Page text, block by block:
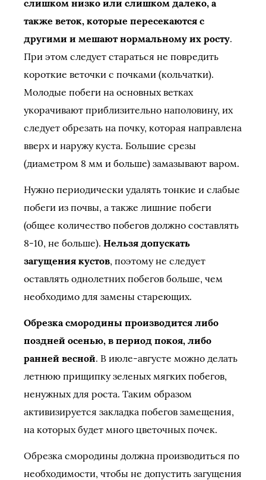
слишком низко или слишком далеко, а
также веток, которые пересекаются с
другими и мешают нормальному их росту.
При этом следует стараться не повредить
короткие веточки с почками (кольчатки).
Молодые побеги на основных ветках
укорачивают приблизительно наполовину, их
следует обрезать на почку, которая направлена
вверх и наружу куста. Большие срезы
(диаметром 8 мм и больше) замазывают варом.
Нужно периодически удалять тонкие и слабые
побеги из почвы, а также лишние побеги
(общее количество побегов должно составлять
8-10, не больше). Нельзя допускать
загущения кустов, поэтому не следует
оставлять однолетних побегов больше, чем
необходимо для замены стареющих.
Обрезка смородины производится либо
поздней осенью, в период покоя, либо
ранней весной. В июле-августе можно делать
летнюю прищипку зеленых мягких побегов,
ненужных для роста. Таким образом
активизируется закладка побегов замещения,
на которых будет много цветочных почек.
Обрезка смородины должна производиться по
необходимости, чтобы не допустить загущения